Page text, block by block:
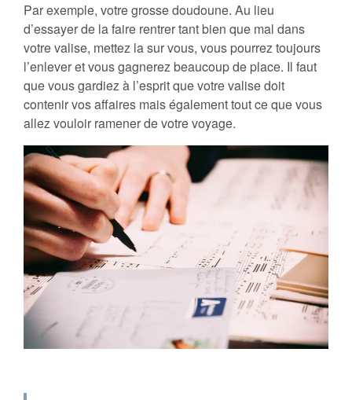
Par exemple, votre grosse doudoune. Au lieu
d’essayer de la faire rentrer tant bien que mal dans
votre valise, mettez la sur vous, vous pourrez toujours
l’enlever et vous gagnerez beaucoup de place. Il faut
que vous gardiez à l’esprit que votre valise doit
contenir vos affaires mais également tout ce que vous
allez vouloir ramener de votre voyage.